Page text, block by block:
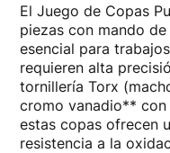
El Juego de Copas
piezas con mando
esencial para
requieren alta
tornillería Torx
cromo vanadio**
estas copas ofrecen
resistencia a la